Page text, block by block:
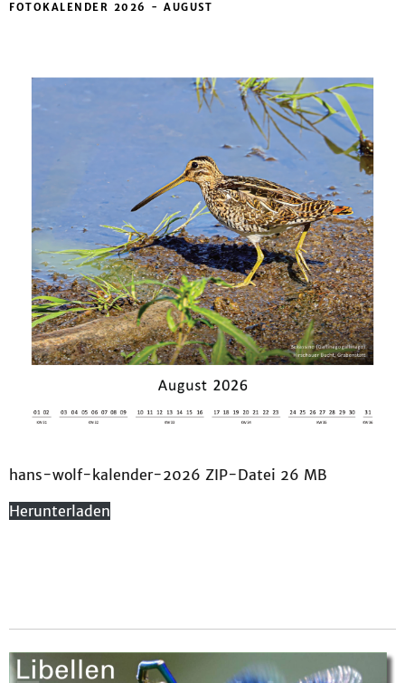
FOTOKALENDER 2026 - AUGUST
hans-wolf-kalender-2026 ZIP-Datei 26 MB
Herunterladen